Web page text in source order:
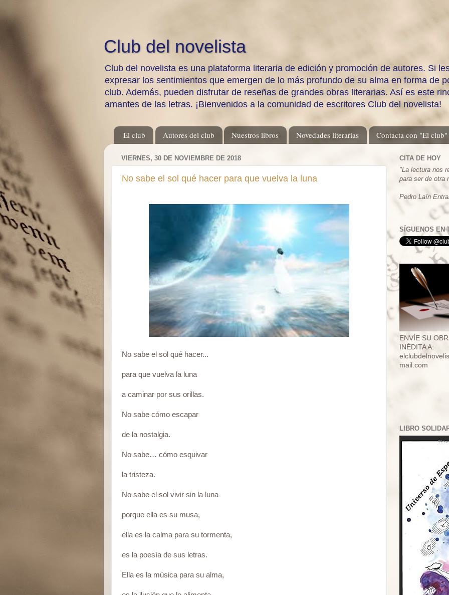
Club del novelista
Club del novelista es una plataforma literaria de edición y promoción de autores. Si
expresar los sentimientos que emergen de lo más profundo de su alma en forma de
club. Además, pueden disfrutar de reseñas de grandes obras literarias. Así es este
amantes de las letras. ¡Bienvenidos a la comunidad de escritores Club del novelista!
El club Autores del club Nuestros libros Novedades literarias Contacta con "El club"
VIERNES, 30 DE NOVIEMBRE DE 2018
No sabe el sol qué hacer para que vuelva la luna
No sabe el sol qué hacer...
para que vuelva la luna
a caminar por sus orillas.
No sabe cómo escapar
de la nostalgia.
No sabe… cómo esquivar
la tristeza.
No sabe el sol vivir sin la luna
porque ella es su musa,
ella es la calma para su tormenta,
es la poesía de sus letras.
Ella es la música para su alma,
CITA DE HOY
"La lectura nos
para ser de otra
Pedro Laín
SÍGUENOS EN
ENVÍE SU
INÉDITA A:
mail.com
LIBRO